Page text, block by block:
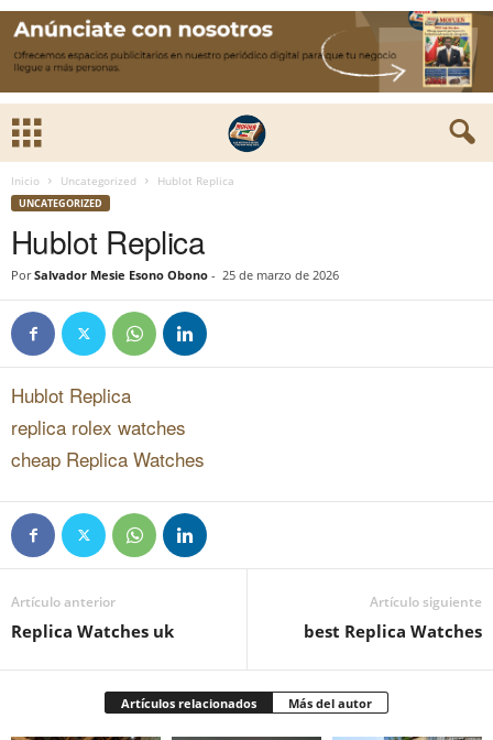
Inicio Uncategorized Hublot Replica
UNCATEGORIZED
Hublot Replica
Por Salvador Mesie Esono Obono - 25 de marzo de 2026
Hublot Replica
replica rolex watches
cheap Replica Watches
Artículo anterior
Replica Watches uk
Artículo siguiente
best Replica Watches
Artículos relacionados Más del autor